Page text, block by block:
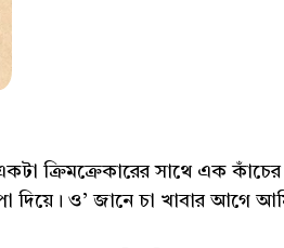
ক্রিমক্রেকারের সাথে এক কাঁচের
ও’ জানে চা খাবার আগে